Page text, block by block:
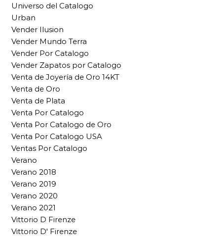
Universo del Catalogo
Urban
Vender Ilusion
Vender Mundo Terra
Vender Por Catalogo
Vender Zapatos por Catalogo
Venta de Joyería de Oro 14KT
Venta de Oro
Venta de Plata
Venta Por Catalogo
Venta Por Catalogo de Oro
Venta Por Catalogo USA
Ventas Por Catalogo
Verano
Verano 2018
Verano 2019
Verano 2020
Verano 2021
Vittorio D Firenze
Vittorio D' Firenze